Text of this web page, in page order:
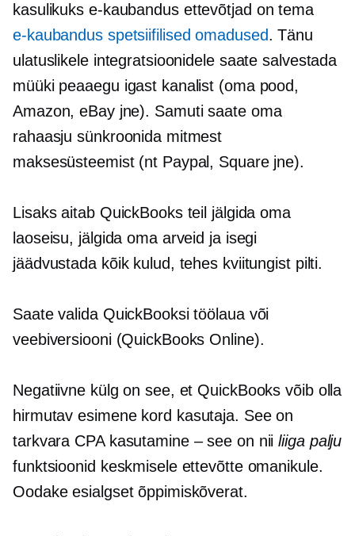
kasulikuks e-kaubandusettevõtjad on tema
e-kaubandusspetsiifilised omadused. Tänu
ulatuslikele integratsioonidele saate salvestada
müüki peaaegu igast kanalist (oma pood,
Amazon, eBay jne). Samuti saate oma
rahaasju sünkroonida mitmest
maksesüsteemist (nt Paypal, Square jne).
Lisaks aitab QuickBooks teil jälgida oma
laoseisu, jälgida oma arveid ja isegi
jäädvustada kõik kulud, tehes kviitungist pilti.
Saate valida QuickBooksi töölaua või
veebiversiooni (QuickBooks Online).
Negatiivne külg on see, et QuickBooks võib olla
hirmutavesimene kord kasutaja. See on
tarkvara CPA kasutamine – see on niiliiga palju
funktsioonid keskmisele ettevõtte omanikule.
Oodake esialgset õppimiskõverat.